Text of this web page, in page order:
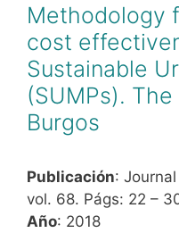
Methodology
cost
Sustainable
(SUMPs).
Burgos
Publicación:
vol. 68. Págs: 22 –
Año: 2018